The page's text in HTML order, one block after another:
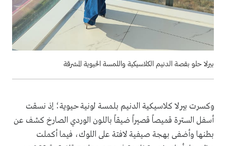
بيرلا حلو بقصة الدنيم الكلاسيكية واللمسة الحيوية المشرقة
وكسرت بيرلا كلاسيكية الدنيم بلمسة لونية حيوية؛ إذ نسقت
أسفل السترة قميصاً قصيراً ضيقاً باللون الوردي الصارخ كشف عن
بطنها وأضفى بهجة صيفية لافتة على اللوك، فيما أكملت